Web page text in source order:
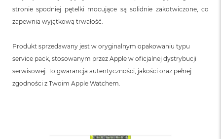
stronie spodniej pętelki mocujące są solidnie zakotwiczone, co
zapewnia wyjątkową trwałość.
Produkt sprzedawany jest w oryginalnym opakowaniu typu
service pack, stosowanym przez Apple w oficjalnej dystrybucji
serwisowej. To gwarancja autentyczności, jakości oraz pełnej
zgodności z Twoim Apple Watchem.